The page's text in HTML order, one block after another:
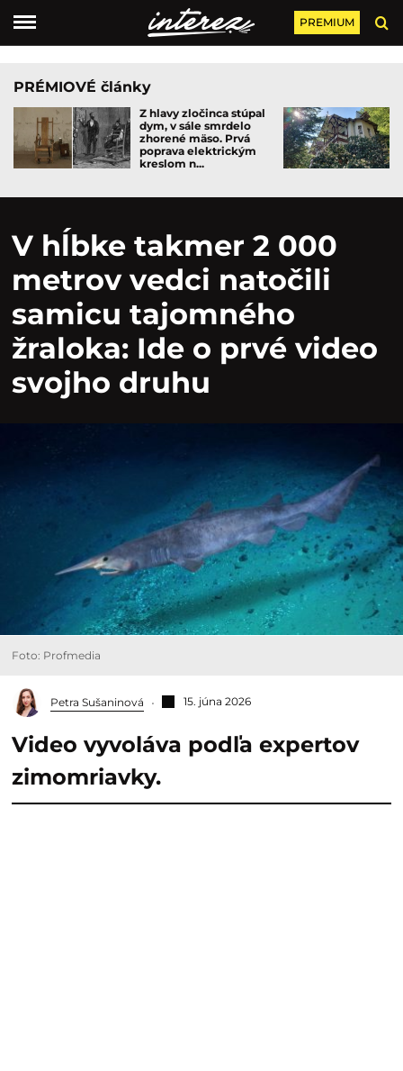
PREMIUM
PRÉMIOVÉ články
Z hlavy zločinca stúpal
dym, v sále smrdelo
zhorené mäso. Prvá
poprava elektrickým
kreslom n...
V hĺbke takmer 2 000
metrov vedci natočili
samicu tajomného
žraloka: Ide o prvé video
svojho druhu
Foto: Profmedia
Petra Sušaninová 15. júna 2026
Video vyvoláva podľa expertov
zimomriavky.